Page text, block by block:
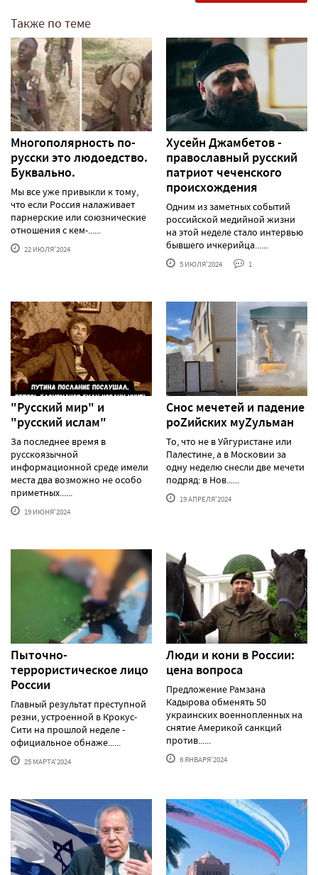
Также по теме
Многополярность по-
русски это людоедство.
Буквально.
Мы все уже привыкли к тому,
что если Россия налаживает
парнерские или союзнические
отношения с кем-......
22 ИЮЛЯ'2024
Хусейн Джамбетов -
православный русский
патриот чеченского
происхождения
Одним из заметных событий
российской медийной жизни
на этой неделе стало интервью
бывшего ичкерийца......
5 ИЮЛЯ'2024 1
"Русский мир" и
"русский ислам"
За последнее время в
русскоязычной
информационной среде имели
места два возможно не особо
приметных......
19 ИЮНЯ'2024
Снос мечетей и падение
роZийских муZульман
То, что не в Уйгуристане или
Палестине, а в Московии за
одну неделю снесли две мечети
подряд: в Нов......
19 АПРЕЛЯ'2024
Пыточно-
террористическое лицо
России
Главный результат преступной
резни, устроенной в Крокус-
Сити на прошлой неделе -
официальное обнаже......
25 МАРТА'2024
Люди и кони в России:
цена вопроса
Предложение Рамзана
Кадырова обменять 50
украинских военнопленных на
снятие Америкой санкций
против......
6 ЯНВАРЯ'2024